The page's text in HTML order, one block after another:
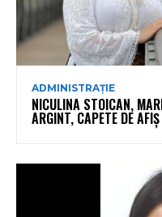
ADMINISTRAȚIE
NICULINA STOICAN,
ARGINT, CAPETE DE